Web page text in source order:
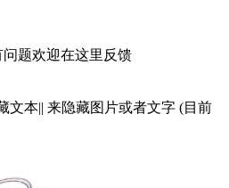
题欢迎在这里反馈
文本|| 来隐藏图片或者文字 (目前